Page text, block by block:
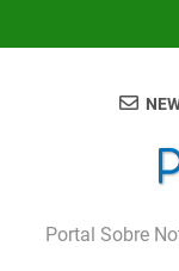
Portal Sobre